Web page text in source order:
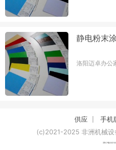
静电粉末
洛阳迈卓办公
供应 手机
(c)2021-2025 非洲机械
津ICP备